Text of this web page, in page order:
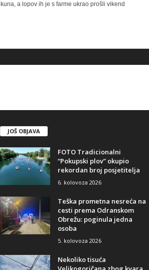
kuna, a lopov ih je s farme ukrao prošli vikend
JOŠ OBJAVA
FOTO Tradicionalni
“Pokupski plov” okupio
rekordan broj posjetitelja
6. kolovoza 2026
Teška prometna nesreća na
cesti prema Odranskom
Obrežu: poginula jedna
osoba
5. kolovoza 2026
Nekoliko tisuća